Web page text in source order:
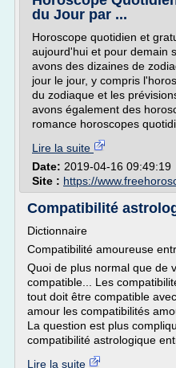
du Jour par ...
Horoscope quotidien et
aujourd'hui et pour demain
avons des dizaines de
jour le jour, y compris
du zodiaque et les
avons également des
romance horoscopes
Lire la suite
Date: 2019-04-16 09:49:19
Site : https://
Compatibilité
Dictionnaire
Compatibilité amoureuse
Quoi de plus normal que de
compatible... Les
tout doit être compatible
amour les compatibilités
La question est plus
compatibilité astrologique
Lire la suite